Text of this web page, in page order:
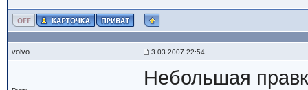
volvo 3.03.2007 22:54
Небольшая